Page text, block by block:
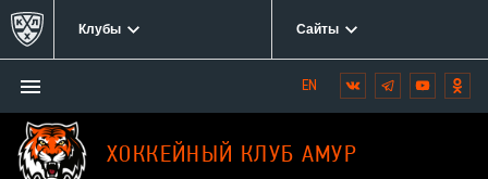
Клубы Сайты
ХОККЕЙНЫЙ КЛУБ АМУР
Открыть/
закрыть
меню
Мы
в
социальных
сетях:
Вконтакте
Telegram
YouTube